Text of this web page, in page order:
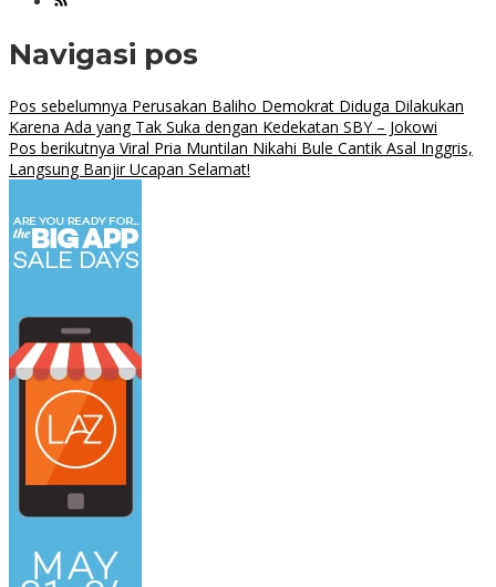
Navigasi pos
Pos sebelumnya Perusakan Baliho Demokrat Diduga Dilakukan
Karena Ada yang Tak Suka dengan Kedekatan SBY – Jokowi
Pos berikutnya Viral Pria Muntilan Nikahi Bule Cantik Asal Inggris,
Langsung Banjir Ucapan Selamat!